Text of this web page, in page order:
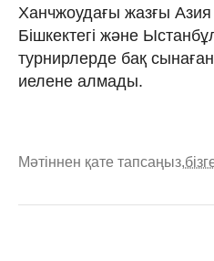
Ханчжоудағы жаз­ғы
Бішкектегі және
турнирлерде бақ
иелене алмады.
Мәтіннен қате тапсаңыз,